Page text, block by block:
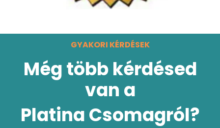
GYAKORI KÉRDÉSEK
Még több kérdésed
van a
Platina Csomagról?